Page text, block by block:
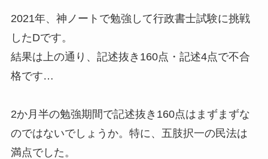
2021年、神ノートで勉強して行政書士試験に挑戦
したDです。
結果は上の通り、記述抜き160点・記述4点で不合
格です…
2か月半の勉強期間で記述抜き160点はまずまずな
のではないでしょうか。特に、五肢択一の民法は
満点でした。